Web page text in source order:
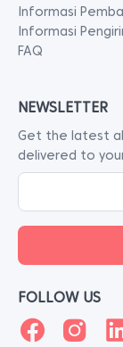
Informasi
Informasi
FAQ
NEWSLETTER
Get the latest
delivered to
FOLLOW US